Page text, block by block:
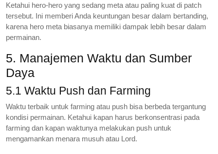
Ketahui hero-hero yang sedang meta atau paling kuat di patch
tersebut. Ini memberi Anda keuntungan besar dalam bertanding,
karena hero meta biasanya memiliki dampak lebih besar dalam
permainan.
5. Manajemen Waktu dan Sumber
Daya
5.1 Waktu Push dan Farming
Waktu terbaik untuk farming atau push bisa berbeda tergantung
kondisi permainan. Ketahui kapan harus berkonsentrasi pada
farming dan kapan waktunya melakukan push untuk
mengamankan menara musuh atau Lord.